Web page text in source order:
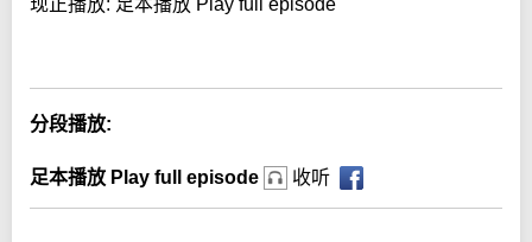
现正播放: 足本播放 Play full episode
分段播放:
足本播放 Play full episode 收听